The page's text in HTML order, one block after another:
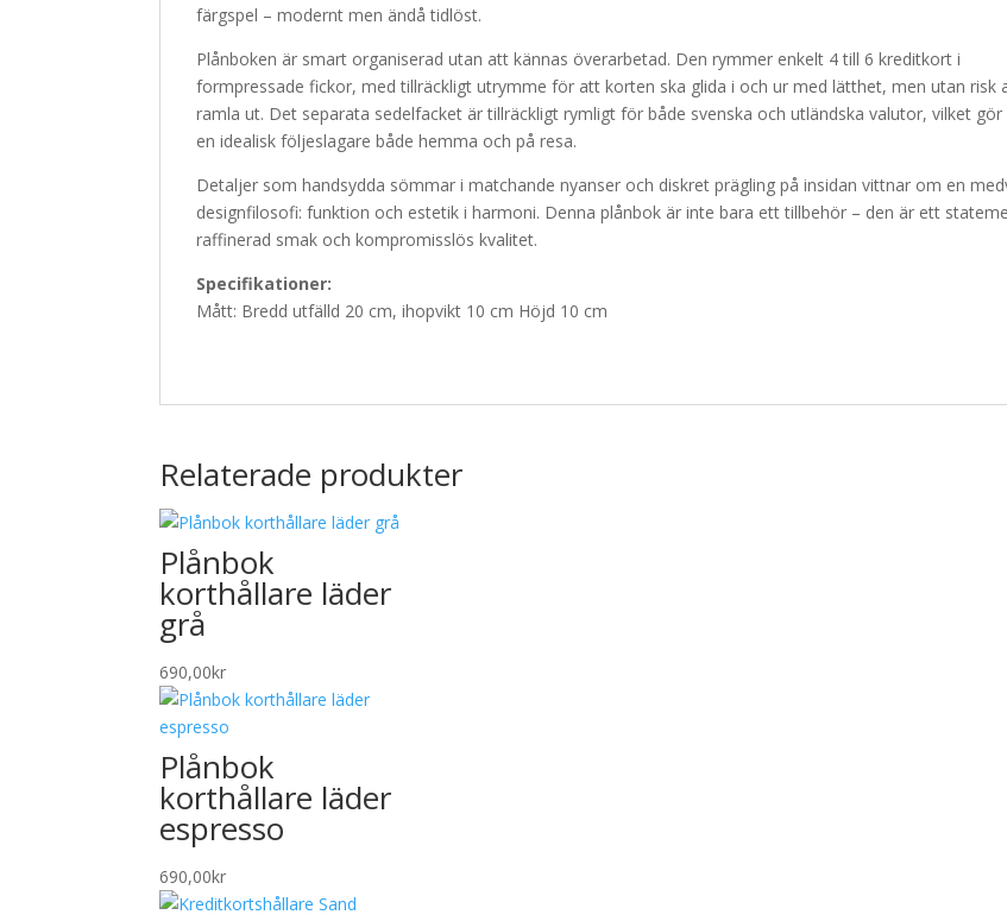
färgspel – modernt men ändå tidlöst.
Plånboken är smart organiserad utan att kännas överarbetad. Den rymmer enkelt 4 till 6 kreditkort i
formpressade fickor, med tillräckligt utrymme för att korten ska glida i och ur med lätthet, men utan risk
ramla ut. Det separata sedelfacket är tillräckligt rymligt för både svenska och utländska valutor, vilket gör
en idealisk följeslagare både hemma och på resa.
Detaljer som handsydda sömmar i matchande nyanser och diskret prägling på insidan vittnar om en
designfilosofi: funktion och estetik i harmoni. Denna plånbok är inte bara ett tillbehör – den är ett
raffinerad smak och kompromisslös kvalitet.
Specifikationer:
Mått: Bredd utfälld 20 cm, ihopvikt 10 cm Höjd 10 cm
Relaterade produkter
Plånbok
korthållare läder
grå
690,00kr
Plånbok
korthållare läder
espresso
690,00kr